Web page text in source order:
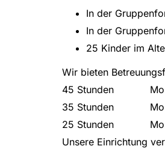
In der
In der
25 Kinder im
Wir bieten
45 Stunden Mo.-
35 Stunden Mo.-
25 Stunden Mo.-
Unsere Einrichtung